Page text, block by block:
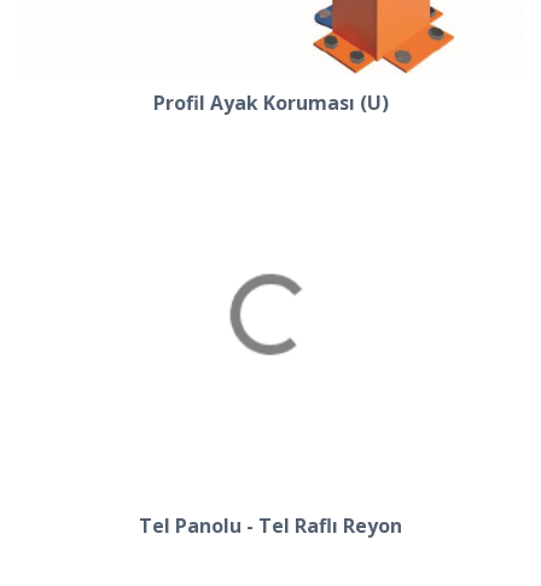
Profil Ayak Koruması (U)
Tel Panolu - Tel Raflı Reyon